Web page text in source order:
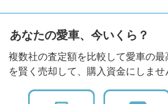
あなたの愛車、今いくら？
複数社の査定額を比較して愛車の
を賢く売却して、購入資金にしませ